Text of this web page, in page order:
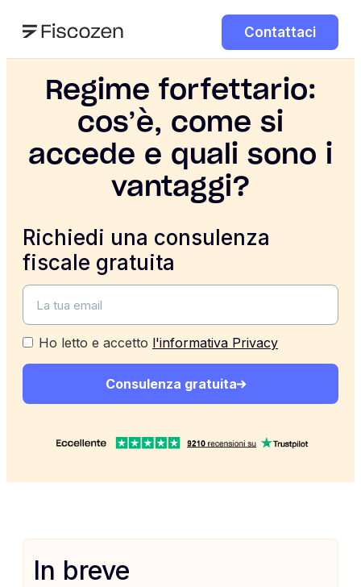
Contattaci
Regime forfettario:
cos’è, come si
accede e quali sono i
vantaggi?
Richiedi una consulenza
fiscale gratuita
Ho letto e accetto l'informativa Privacy
Consulenza gratuita
In breve